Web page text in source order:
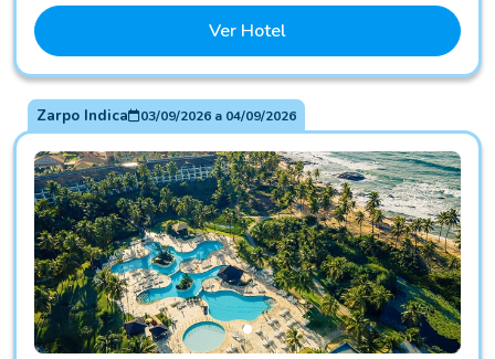
Ver Hotel
Zarpo Indica 03/09/2026a 04/09/2026